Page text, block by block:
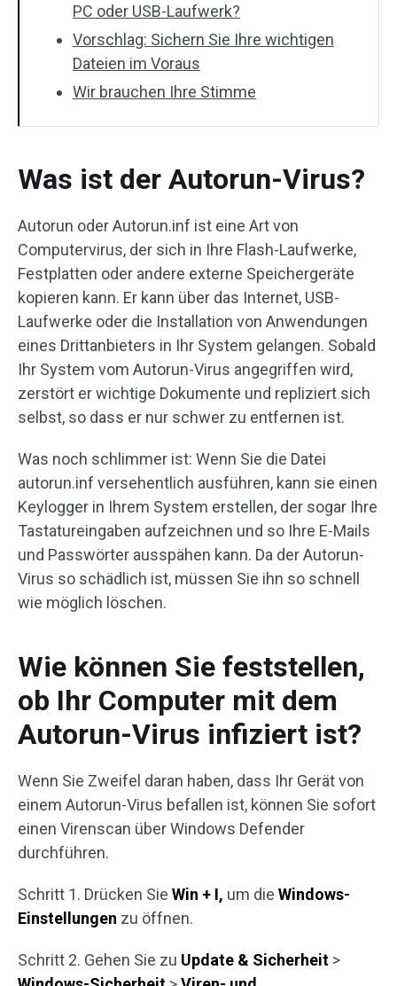
PC oder USB-Laufwerk?
Vorschlag: Sichern Sie Ihre wichtigen
Dateien im Voraus
Wir brauchen Ihre Stimme
Was ist der Autorun-Virus?
Autorun oder Autorun.inf ist eine Art von
Computervirus, der sich in Ihre Flash-Laufwerke,
Festplatten oder andere externe Speichergeräte
kopieren kann. Er kann über das Internet, USB-
Laufwerke oder die Installation von Anwendungen
eines Drittanbieters in Ihr System gelangen. Sobald
Ihr System vom Autorun-Virus angegriffen wird,
zerstört er wichtige Dokumente und repliziert sich
selbst, so dass er nur schwer zu entfernen ist.
Was noch schlimmer ist: Wenn Sie die Datei
autorun.inf versehentlich ausführen, kann sie einen
Keylogger in Ihrem System erstellen, der sogar Ihre
Tastatureingaben aufzeichnen und so Ihre E-Mails
und Passwörter ausspähen kann. Da der Autorun-
Virus so schädlich ist, müssen Sie ihn so schnell
wie möglich löschen.
Wie können Sie feststellen,
ob Ihr Computer mit dem
Autorun-Virus infiziert ist?
Wenn Sie Zweifel daran haben, dass Ihr Gerät von
einem Autorun-Virus befallen ist, können Sie sofort
einen Virenscan über Windows Defender
durchführen.
Schritt 1. Drücken Sie Win + I, um die Windows-
Einstellungen zu öffnen.
Schritt 2. Gehen Sie zu Update & Sicherheit >